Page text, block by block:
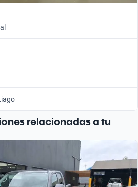
relacionadas a tu